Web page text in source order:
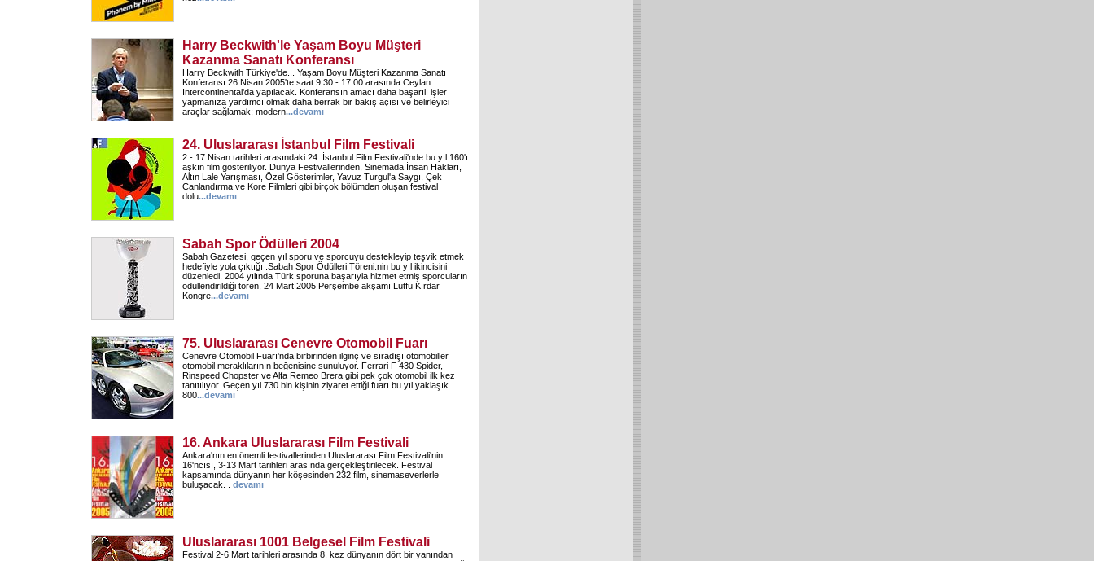
Harry Beckwith'le Yaşam Boyu Müşteri
Kazanma Sanatı Konferansı
Harry Beckwith Türkiye'de... Yaşam Boyu Müşteri Kazanma Sanatı
Konferansı 26 Nisan 2005'te saat 9.30 - 17.00 arasında Ceylan
Intercontinental'da yapılacak. Konferansın amacı daha başarılı işler
yapmanıza yardımcı olmak daha berrak bir bakış açısı ve belirleyici
araçlar sağlamak; modern...devamı
24. Uluslararası İstanbul Film Festivali
2 - 17 Nisan tarihleri arasındaki 24. İstanbul Film Festivali'nde bu yıl 160'ı
aşkın film gösteriliyor. Dünya Festivallerinden, Sinemada İnsan Hakları,
Altın Lale Yarışması, Özel Gösterimler, Yavuz Turgul'a Saygı, Çek
Canlandırma ve Kore Filmleri gibi birçok bölümden oluşan festival
dolu...devamı
Sabah Spor Ödülleri 2004
Sabah Gazetesi, geçen yıl sporu ve sporcuyu destekleyip teşvik etmek
hedefiyle yola çıktığı .Sabah Spor Ödülleri Töreni.nin bu yıl ikincisini
düzenledi. 2004 yılında Türk sporuna başarıyla hizmet etmiş sporcuların
ödüllendirildiği tören, 24 Mart 2005 Perşembe akşamı Lütfü Kırdar
Kongre...devamı
75. Uluslararası Cenevre Otomobil Fuarı
Cenevre Otomobil Fuarı'nda birbirinden ilginç ve sıradışı otomobiller
otomobil meraklılarının beğenisine sunuluyor. Ferrari F 430 Spider,
Rinspeed Chopster ve Alfa Remeo Brera gibi pek çok otomobil ilk kez
tanıtılıyor. Geçen yıl 730 bin kişinin ziyaret ettiği fuarı bu yıl yaklaşık
800...devamı
16. Ankara Uluslararası Film Festivali
Ankara'nın en önemli festivallerinden Uluslararası Film Festivali'nin
16'ncısı, 3-13 Mart tarihleri arasında gerçekleştirilecek. Festival
kapsamında dünyanın her köşesinden 232 film, sinemaseverlerle
buluşacak. . devamı
Uluslararası 1001 Belgesel Film Festivali
Festival 2-6 Mart tarihleri arasında 8. kez dünyanın dört bir yanından